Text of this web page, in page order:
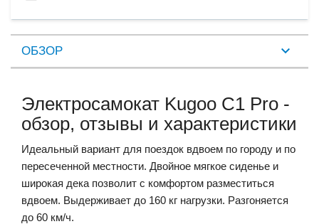
ОБЗОР
Электросамокат Kugoo C1 Pro -
обзор, отзывы и характеристики
Идеальный вариант для поездок вдвоем по городу и по
пересеченной местности. Двойное мягкое сиденье и
широкая дека позволит с комфортом разместиться
вдвоем. Выдерживает до 160 кг нагрузки. Разгоняется
до 60 км/ч.